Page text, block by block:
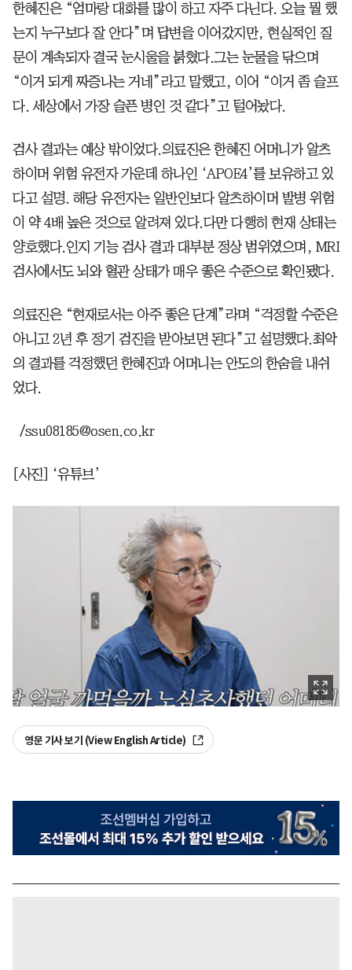
한혜진은 “엄마랑 대화를 많이 하고 자주 다닌다. 오늘 뭘 했
는지 누구보다 잘 안다”며 답변을 이어갔지만, 현실적인 질
문이 계속되자 결국 눈시울을 붉혔다.그는 눈물을 닦으며
“이거 되게 짜증나는 거네”라고 말했고, 이어 “이거 좀 슬프
다. 세상에서 가장 슬픈 병인 것 같다”고 털어놨다.
검사 결과는 예상 밖이었다.의료진은 한혜진 어머니가 알츠
하이머 위험 유전자 가운데 하나인 ‘APOE4’를 보유하고 있
다고 설명. 해당 유전자는 일반인보다 알츠하이머 발병 위험
이 약 4배 높은 것으로 알려져 있다.다만 다행히 현재 상태는
양호했다.인지 기능 검사 결과 대부분 정상 범위였으며, MRI
검사에서도 뇌와 혈관 상태가 매우 좋은 수준으로 확인됐다.
의료진은 “현재로서는 아주 좋은 단계”라며 “걱정할 수준은
아니고 2년 후 정기 검진을 받아보면 된다”고 설명했다.최악
의 결과를 걱정했던 한혜진과 어머니는 안도의 한숨을 내쉬
었다.
/ssu08185@osen.co.kr
[사진] ‘유튜브’
영문 기사 보기 (View English Article)